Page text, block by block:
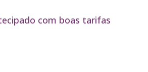
com boas tarifas